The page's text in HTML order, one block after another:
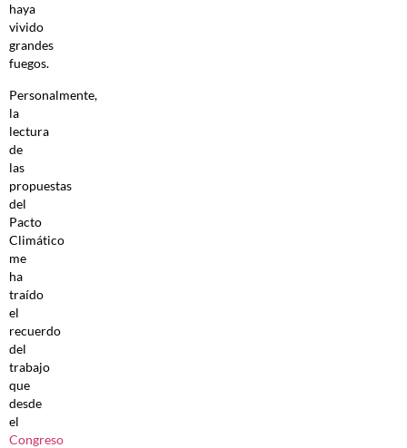
haya
vivido
grandes
fuegos.
Personalmente,
la
lectura
de
las
propuestas
del
Pacto
Climático
me
ha
traído
el
recuerdo
del
trabajo
que
desde
el
Congreso